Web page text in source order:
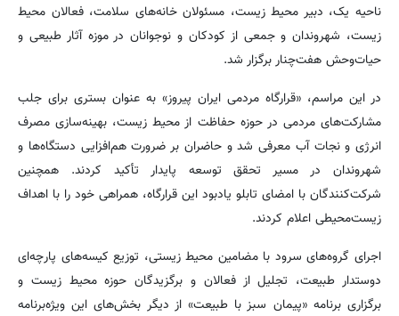
ناحیه یک، دبیر محیط زیست، مسئولان خانه‌های سلامت، فعالان محیط
زیست، شهروندان و جمعی از کودکان و نوجوانان در موزه آثار طبیعی و
حیات‌وحش هفت‌چنار برگزار شد.
در این مراسم، «قرارگاه مردمی ایران پیروز» به عنوان بستری برای جلب
مشارکت‌های مردمی در حوزه حفاظت از محیط زیست، بهینه‌سازی مصرف
انرژی و نجات آب معرفی شد و حاضران بر ضرورت هم‌افزایی دستگاه‌ها و
شهروندان در مسیر تحقق توسعه پایدار تأکید کردند. همچنین
شرکت‌کنندگان با امضای تابلو یادبود این قرارگاه، همراهی خود را با اهداف
زیست‌محیطی اعلام کردند.
اجرای گروه‌های سرود با مضامین محیط زیستی، توزیع کیسه‌های پارچه‌ای
دوستدار طبیعت، تجلیل از فعالان و برگزیدگان حوزه محیط زیست و
برگزاری برنامه «پیمان سبز با طبیعت» از دیگر بخش‌های این ویژه‌برنامه